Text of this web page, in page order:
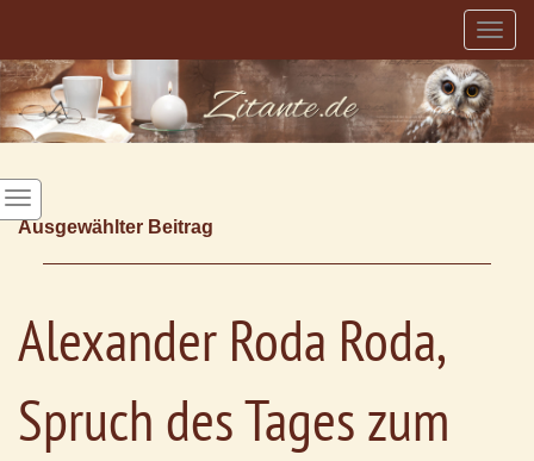
Ausgewählter Beitrag
Alexander Roda Roda,
Spruch des Tages zum